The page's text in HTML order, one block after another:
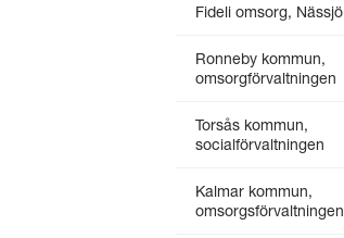
Fideli omsorg, Nässjö
Ronneby kommun,
omsorgförvaltningen
Torsås kommun,
socialförvaltningen
Kalmar kommun,
omsorgsförvaltningen